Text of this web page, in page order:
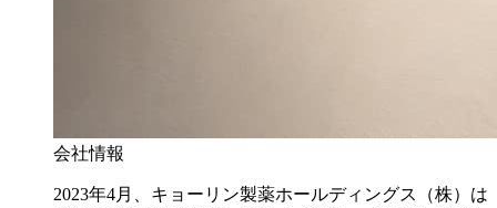
会社情報
2023年4月、キョーリン製薬ホールディングス（株）は